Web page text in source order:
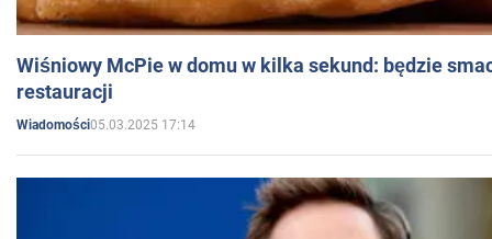
Wiśniowy McPie w domu w kilka sekund: będzie
restauracji
Wiadomości05.03.2025 17:14